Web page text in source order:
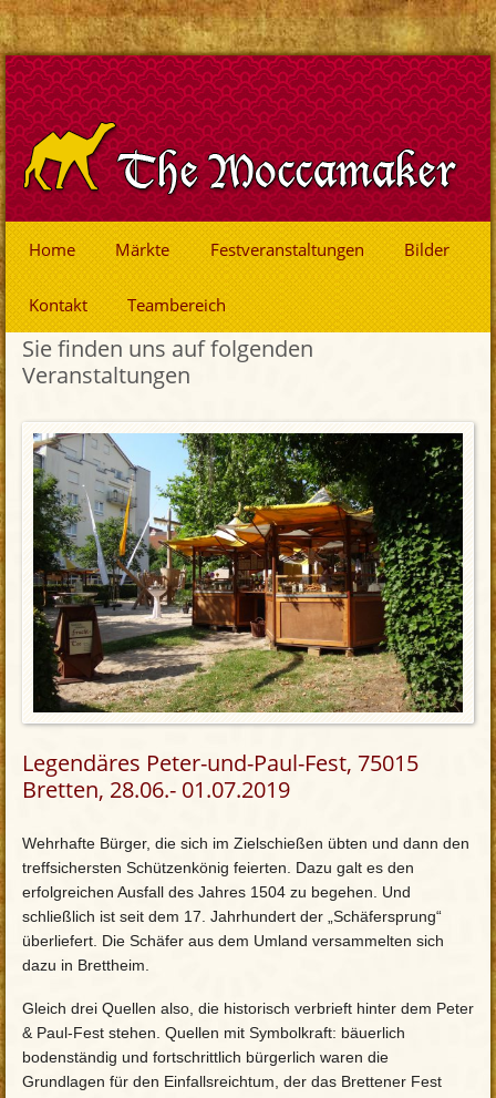
Home Märkte Festveranstaltungen Bilder
Kontakt Teambereich
Sie finden uns auf folgenden
Veranstaltungen
Legendäres Peter-und-Paul-Fest, 75015
Bretten, 28.06.- 01.07.2019
Wehrhafte Bürger, die sich im Zielschießen übten und dann den
treffsichersten Schützenkönig feierten. Dazu galt es den
erfolgreichen Ausfall des Jahres 1504 zu begehen. Und
schließlich ist seit dem 17. Jahrhundert der „Schäfersprung“
überliefert. Die Schäfer aus dem Umland versammelten sich
dazu in Brettheim.
Gleich drei Quellen also, die historisch verbrieft hinter dem Peter
& Paul-Fest stehen. Quellen mit Symbolkraft: bäuerlich
bodenständig und fortschrittlich bürgerlich waren die
Grundlagen für den Einfallsreichtum, der das Brettener Fest